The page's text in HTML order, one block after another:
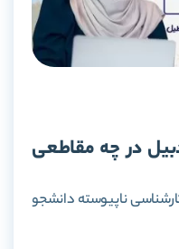
در چه مقاطعی
و کارشناسی ناپیوسته دانشجو